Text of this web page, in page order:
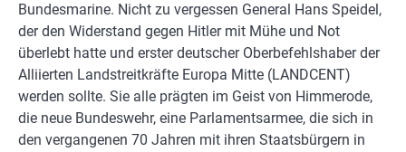
Bundesmarine. Nicht zu vergessen General Hans Speidel,
der den Widerstand gegen Hitler mit Mühe und Not
überlebt hatte und erster deutscher Oberbefehlshaber der
Alliierten Landstreitkräfte Europa Mitte (LANDCENT)
werden sollte. Sie alle prägten im Geist von Himmerode,
die neue Bundeswehr, eine Parlamentsarmee, die sich in
den vergangenen 70 Jahren mit ihren Staatsbürgern in